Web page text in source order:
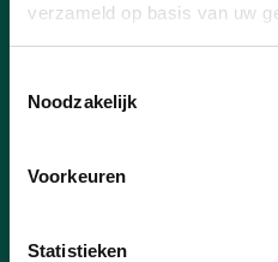
verzameld op basis van uw
Noodzakelijk
Voorkeuren
Statistieken
Nieuwsbrief
Blijf op de hoogte van
onze nieuwsbrief
E-